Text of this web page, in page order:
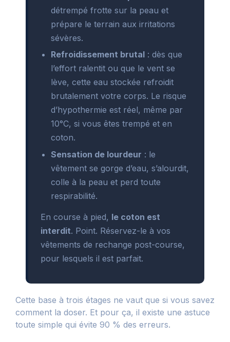
détrempé frotte sur la peau et
prépare le terrain aux irritations
sévères.
Refroidissement brutal : dès que
l’effort ralentit ou que le vent se
lève, cette eau stockée refroidit
brutalement votre corps. Le risque
d’hypothermie est réel, même par
10°C, si vous êtes trempé et en
coton.
Sensation de lourdeur : le
vêtement se gorge d’eau, s’alourdit,
colle à la peau et perd toute
respirabilité.
En course à pied, le coton est
interdit. Point. Réservez-le à vos
vêtements de rechange post-course,
pour lesquels il est parfait.
Cette base à trois étages ne vaut que si vous savez
comment la doser. Et pour ça, il existe une astuce
toute simple qui évite 90 % des erreurs.